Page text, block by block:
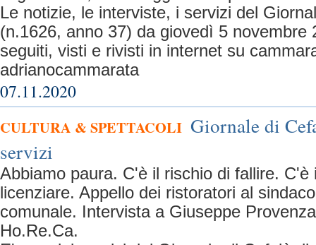
Le notizie, le interviste, i servizi del
(n.1626, anno 37) da giovedì 5 novembre
seguiti, visti e rivisti in internet su
adrianocammarata
07.11.2020
CULTURA & SPETTACOLI Giornale di
servizi
Abbiamo paura. C'è il rischio di fallire. C'è
licenziare. Appello dei ristoratori al
comunale. Intervista a Giuseppe
Ho.Re.Ca.